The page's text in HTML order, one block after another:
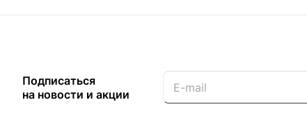
Подписаться
на новости и акции